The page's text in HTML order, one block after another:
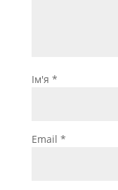
Ім'я *
Email *